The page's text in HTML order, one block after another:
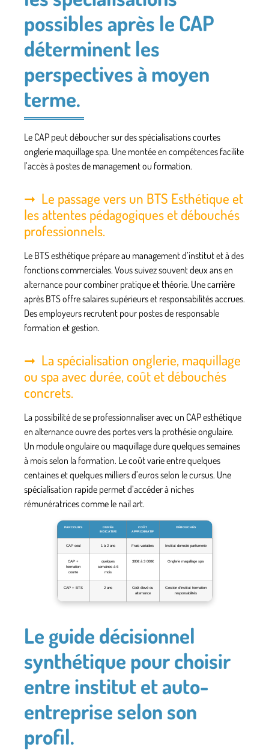
possibles après le CAP
déterminent les
perspectives à moyen
terme.
Le CAP peut déboucher sur des spécialisations courtes
onglerie maquillage spa. Une montée en compétences facilite
l’accès à postes de management ou formation.
Le passage vers un BTS Esthétique et
les attentes pédagogiques et débouchés
professionnels.
Le BTS esthétique prépare au management d’institut et à des
fonctions commerciales. Vous suivez souvent deux ans en
alternance pour combiner pratique et théorie. Une carrière
après BTS offre salaires supérieurs et responsabilités accrues.
Des employeurs recrutent pour postes de responsable
formation et gestion.
La spécialisation onglerie, maquillage
ou spa avec durée, coût et débouchés
concrets.
La possibilité de se professionnaliser avec un CAP esthétique
en alternanceouvre des portes vers la prothésie ongulaire.
Un module ongulaire ou maquillage dure quelques semaines
à mois selon la formation. Le coût varie entre quelques
centaines et quelques milliers d’euros selon le cursus. Une
spécialisation rapide permet d’accéder à niches
rémunératrices comme le nail art.
PARCOURS
DURÉE
INDICATIVE
COÛT
APPROXIMATIF
DÉBOUCHÉS
CAP seul 1 à 2 ans Frais variables Institut domicile parfumerie
CAP +
formation
courte
quelques
semaines à 6
mois
300€ à 3 000€ Onglerie maquillage spa
CAP + BTS 2 ans
Coût élevé ou
alternance
Gestion d’institut formation
responsabilités
Le guide décisionnel
synthétique pour choisir
entre institut et auto-
entreprise selon son
profil.